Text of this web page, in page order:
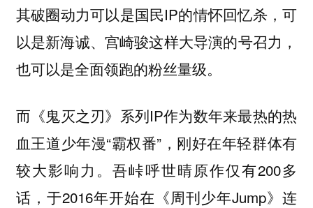
其破圈动力可以是国民IP的情怀回忆杀，可
以是新海诚、宫崎骏这样大导演的号召力 ，
也可以是全面领跑的粉丝量级。
而《鬼灭之刃》系列IP作为数年来最热的热
血王道少年漫“霸权番”，刚好在年轻群体有
较大影响力。吾峠呼世晴原作仅有200多
话，于2016年开始在《周刊少年Jump》连